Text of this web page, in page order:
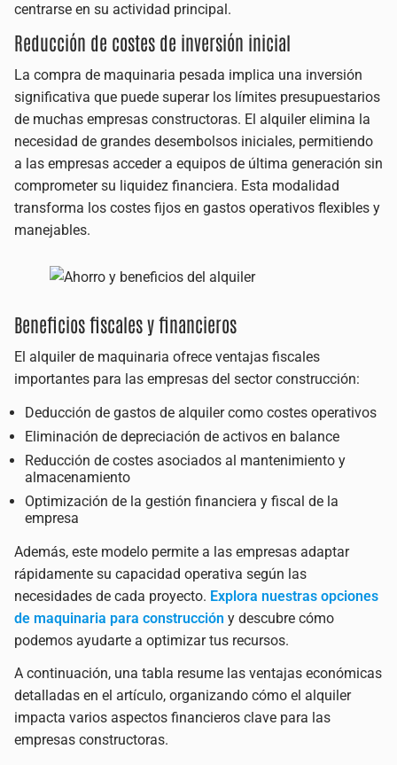
centrarse en su actividad principal.
Reducción de costes de inversión inicial
La compra de maquinaria pesada implica una inversión
significativa que puede superar los límites presupuestarios
de muchas empresas constructoras. El alquiler elimina la
necesidad de grandes desembolsos iniciales, permitiendo
a las empresas acceder a equipos de última generación sin
comprometer su liquidez financiera. Esta modalidad
transforma los costes fijos en gastos operativos flexibles y
manejables.
Beneficios fiscales y financieros
El alquiler de maquinaria ofrece ventajas fiscales
importantes para las empresas del sector construcción:
Deducción de gastos de alquiler como costes operativos
Eliminación de depreciación de activos en balance
Reducción de costes asociados al mantenimiento y
almacenamiento
Optimización de la gestión financiera y fiscal de la
empresa
Además, este modelo permite a las empresas adaptar
rápidamente su capacidad operativa según las
necesidades de cada proyecto. Explora nuestras opciones
de maquinaria para construcción y descubre cómo
podemos ayudarte a optimizar tus recursos.
A continuación, una tabla resume las ventajas económicas
detalladas en el artículo, organizando cómo el alquiler
impacta varios aspectos financieros clave para las
empresas constructoras.